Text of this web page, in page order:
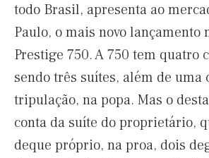
todo Brasil, apresenta ao
Paulo, o mais novo lançamento
Prestige 750. A 750 tem quatro
sendo três suítes, além de uma
tripulação, na popa. Mas o
conta da suíte do proprietário,
deque próprio, na proa, dois